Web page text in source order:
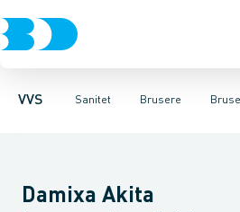
VVS Sanitet
Rør & fittingsPressfittings & rør
Brusere
Toiletter, sæder og cisterner Vaske
HåndbrusereBruseslanger
Damixa Akita